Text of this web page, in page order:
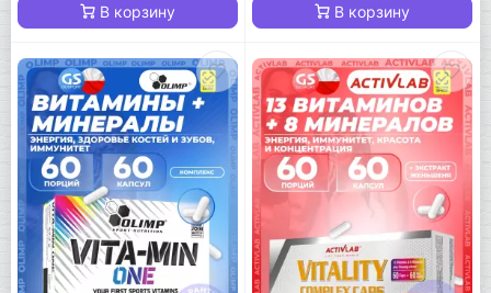
В корзину В корзину